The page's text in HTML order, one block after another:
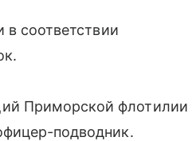
соответствии
Приморской флотилии
подводник.